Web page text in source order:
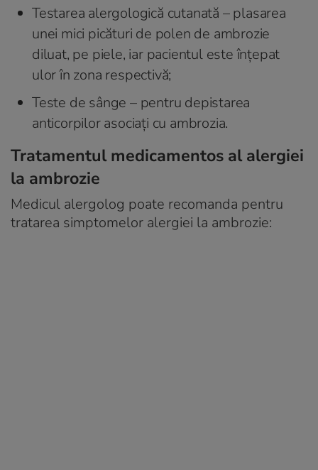
Testarea alergologică cutanată – plasarea
unei mici picături de polen de ambrozie
diluat, pe piele, iar pacientul este înțepat
ulor în zona respectivă;
Teste de sânge – pentru depistarea
anticorpilor asociați cu ambrozia.
Tratamentul medicamentos al alergiei
la ambrozie
Medicul alergolog poate recomanda pentru
tratarea simptomelor alergiei la ambrozie: